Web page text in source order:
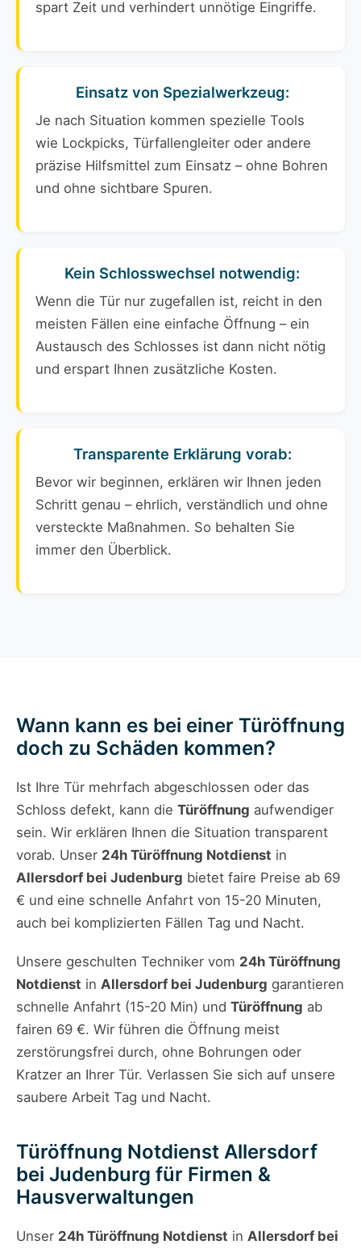
spart Zeit und verhindert unnötige Eingriffe.
Einsatz von Spezialwerkzeug:
Je nach Situation kommen spezielle Tools
wie Lockpicks, Türfallengleiter oder andere
präzise Hilfsmittel zum Einsatz – ohne Bohren
und ohne sichtbare Spuren.
Kein Schlosswechsel notwendig:
Wenn die Tür nur zugefallen ist, reicht in den
meisten Fällen eine einfache Öffnung – ein
Austausch des Schlosses ist dann nicht nötig
und erspart Ihnen zusätzliche Kosten.
Transparente Erklärung vorab:
Bevor wir beginnen, erklären wir Ihnen jeden
Schritt genau – ehrlich, verständlich und ohne
versteckte Maßnahmen. So behalten Sie
immer den Überblick.
Wann kann es bei einer Türöffnung
doch zu Schäden kommen?
Ist Ihre Tür mehrfach abgeschlossen oder das
Schloss defekt, kann die Türöffnung aufwendiger
sein. Wir erklären Ihnen die Situation transparent
vorab. Unser 24h Türöffnung Notdienst in
Allersdorf bei Judenburg bietet faire Preise ab 69
€ und eine schnelle Anfahrt von 15-20 Minuten,
auch bei komplizierten Fällen Tag und Nacht.
Unsere geschulten Techniker vom 24h Türöffnung
Notdienst in Allersdorf bei Judenburg garantieren
schnelle Anfahrt (15-20 Min) und Türöffnung ab
fairen 69 €. Wir führen die Öffnung meist
zerstörungsfrei durch, ohne Bohrungen oder
Kratzer an Ihrer Tür. Verlassen Sie sich auf unsere
saubere Arbeit Tag und Nacht.
Türöffnung Notdienst Allersdorf
bei Judenburg für Firmen &
Hausverwaltungen
Unser 24h Türöffnung Notdienst in Allersdorf bei